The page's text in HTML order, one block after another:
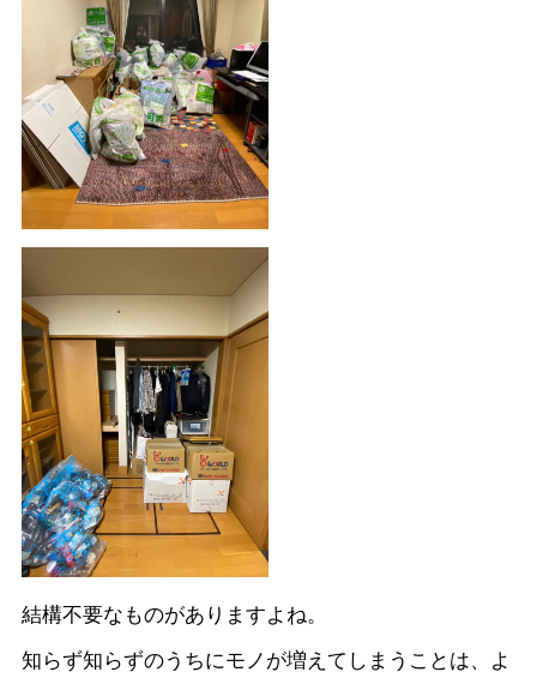
結構不要なものがありますよね。
知らず知らずのうちにモノが増えてしまうことは、よ